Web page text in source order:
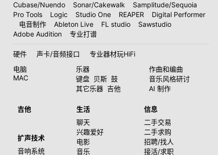
Cubase/Nuendo Sonar/Cakewalk
Samplitude/Sequoia
Pro Tools
Logic Studio One REAPER
Digital Performer
电音制作
Ableton Live FL studio
Sawstudio
Adobe Audition
专业打谱
硬件 声卡/音频接口
专业器材玩HiFi
电脑
MAC
乐器
键盘 贝斯 鼓
其它乐器 吉他
作曲和编曲
音乐风格研讨
AI 制作
吉他
扩声技术
音响系统
生活
聊天
兴趣爱好
电影
音乐
信息
二手交易
二手求购
招聘/找人
接活/求职